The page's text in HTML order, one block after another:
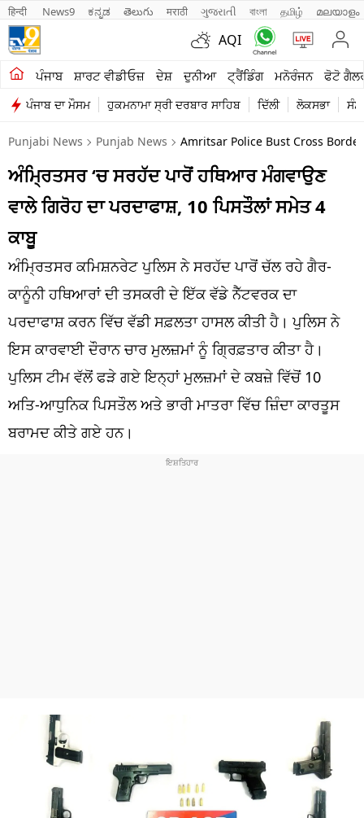
हिन्दी News9 ಕನ್ನಡ తెలుగు मराठी ગુજરાતી বাংলা தமிழ் മലയാളം
AQI
ਪੰਜਾਬ ਸ਼ਾਰਟ ਵੀਡੀਓਜ਼ ਦੇਸ਼ ਦੁਨੀਆ ਟ੍ਰੈਂਡਿੰਗ ਮਨੋਰੰਜਨ ਫੋਟੋ
ਪੰਜਾਬ ਦਾ ਮੌਸਮ ਹੁਕਮਨਾਮਾ ਸ੍ਰੀ ਦਰਬਾਰ ਸਾਹਿਬ ਦਿੱਲੀ ਲੋਕਸਭਾ
ਖੇਤੀਬਾੜੀ
ਸ਼ਾਰਟ ਵੀਡੀਓਜ਼
ਕਾਰੋਬਾਰ
ਕਰਿਅਰ
ਦੇਸ਼
ਲਾਈਫ ਸਟਾਈਲ
ਪੰਜਾਬ
ਧਰਮ
ਖੇਡਾਂ
Punjabi News Punjab News Amritsar Police Bust Cross
ਅੰਮ੍ਰਿਤਸਰ ‘ਚ ਸਰਹੱਦ ਪਾਰੋਂ ਹਥਿਆਰ ਮੰਗਵਾਉਣ
ਵਾਲੇ ਗਿਰੋਹ ਦਾ ਪਰਦਾਫਾਸ਼, 10 ਪਿਸਤੌਲਾਂ ਸਮੇਤ 4
ਕਾਬੂ
ਅੰਮ੍ਰਿਤਸਰ ਕਮਿਸ਼ਨਰੇਟ ਪੁਲਿਸ ਨੇ ਸਰਹੱਦ ਪਾਰੋਂ ਚੱਲ ਰਹੇ ਗੈਰ-
ਕਾਨੂੰਨੀ ਹਥਿਆਰਾਂ ਦੀ ਤਸਕਰੀ ਦੇ ਇੱਕ ਵੱਡੇ ਨੈੱਟਵਰਕ ਦਾ
ਪਰਦਾਫਾਸ਼ ਕਰਨ ਵਿੱਚ ਵੱਡੀ ਸਫ਼ਲਤਾ ਹਾਸਲ ਕੀਤੀ ਹੈ। ਪੁਲਿਸ ਨੇ
ਇਸ ਕਾਰਵਾਈ ਦੌਰਾਨ ਚਾਰ ਮੁਲਜ਼ਮਾਂ ਨੂੰ ਗ੍ਰਿਫ਼ਤਾਰ ਕੀਤਾ ਹੈ।
ਪੁਲਿਸ ਟੀਮ ਵੱਲੋਂ ਫੜੇ ਗਏ ਇਨ੍ਹਾਂ ਮੁਲਜ਼ਮਾਂ ਦੇ ਕਬਜ਼ੇ ਵਿੱਚੋਂ 10
ਅਤਿ-ਆਧੁਨਿਕ ਪਿਸਤੌਲ ਅਤੇ ਭਾਰੀ ਮਾਤਰਾ ਵਿੱਚ ਜ਼ਿੰਦਾ ਕਾਰਤੂਸ
ਬਰਾਮਦ ਕੀਤੇ ਗਏ ਹਨ।